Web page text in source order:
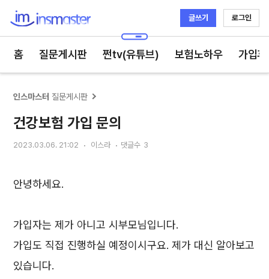
글쓰기 로그인
홈 질문게시판 쩐tv(유튜브) 보험노하우 가입
인스마스터 질문게시판
건강보험 가입 문의
2023.03.06. 21:02 이스라 댓글수 3
안녕하세요.
가입자는 제가 아니고 시부모님입니다.
가입도 직접 진행하실 예정이시구요. 제가 대신 알아보고
있습니다.